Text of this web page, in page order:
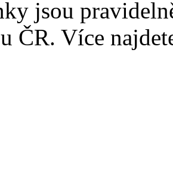
jsou
ČR. Více